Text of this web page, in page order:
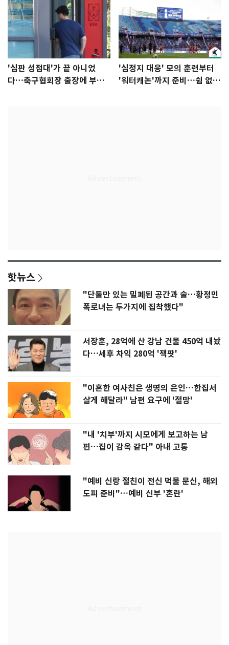
'심판 성접대'가 끝 아니었
다…축구협회장 출장에 부인
'심정지 대응' 모의 훈련부터
'워터캐논'까지 준비…쉼 없는
핫뉴스
"단둘만 있는 밀폐된 공간과 술…황정민
폭로녀는 두가지에 집착했다"
서장훈, 28억에 산 강남 건물 450억 내놨
다…세후 차익 280억 '잭팟'
"이혼한 여사친은 생명의 은인…한집서
살게 해달라" 남편 요구에 '절망'
"내 '치부'까지 시모에게 보고하는 남
편…집이 감옥 같다" 아내 고통
"예비 신랑 절친이 전신 먹물 문신, 해외
도피 준비"…예비 신부 '혼란'